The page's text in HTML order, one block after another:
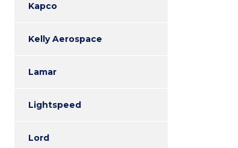
Kapco
Kelly Aerospace
Lamar
Lightspeed
Lord